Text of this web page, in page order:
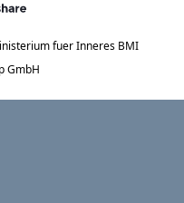
fuer Inneres BMI
GmbH